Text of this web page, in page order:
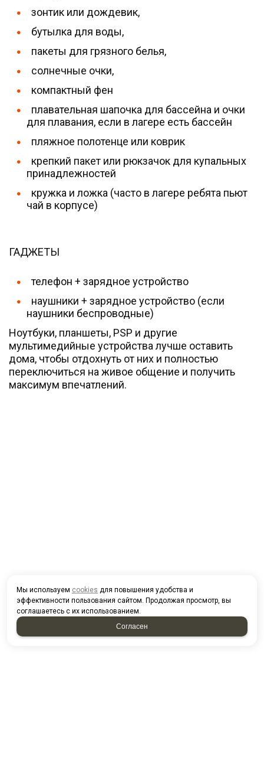
зонтик или дождевик,
бутылка для воды,
пакеты для грязного белья,
солнечные очки,
компактный фен
плавательная шапочка для бассейна и очки
для плавания, если в лагере есть бассейн
пляжное полотенце или коврик
крепкий пакет или рюкзачок для купальных
принадлежностей
кружка и ложка (часто в лагере ребята пьют
чай в корпусе)
ГАДЖЕТЫ
телефон + зарядное устройство
наушники + зарядное устройство (если
наушники беспроводные)
Ноутбуки, планшеты, PSP и другие
мультимедийные устройства лучше оставить
дома, чтобы отдохнуть от них и полностью
переключиться на живое общение и получить
максимум впечатлений.
Мы используем cookies для повышения удобства и
эффективности пользования сайтом. Продолжая просмотр, вы
соглашаетесь с их использованием.
Согласен